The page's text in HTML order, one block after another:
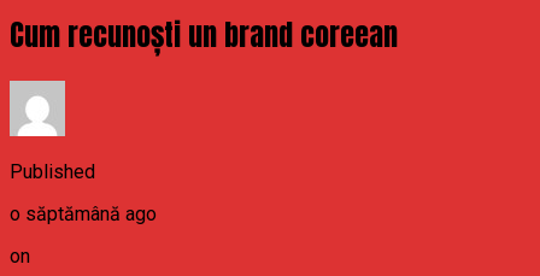
Cum recunoști un brand coreean
Published
o săptămână ago
on